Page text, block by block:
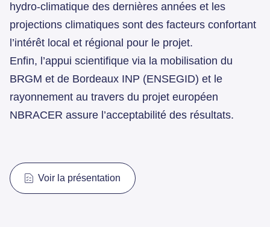
hydro-climatique des dernières années et les
projections climatiques sont des facteurs confortant
l’intérêt local et régional pour le projet.
Enfin, l’appui scientifique via la mobilisation du
BRGM et de Bordeaux INP (ENSEGID) et le
rayonnement au travers du projet européen
NBRACER assure l’acceptabilité des résultats.
Voir la présentation